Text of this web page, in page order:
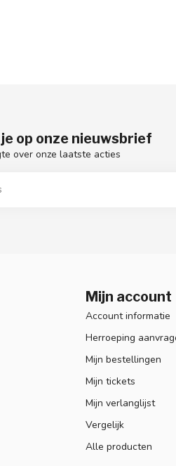
op onze nieuwsbrief
over onze laatste acties
Mijn account
Account informatie
Herroeping
Mijn bestellingen
Mijn tickets
Mijn verlanglijst
Vergelijk
Alle producten